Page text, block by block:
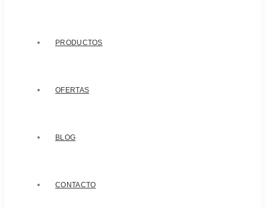
PRODUCTOS
OFERTAS
BLOG
CONTACTO